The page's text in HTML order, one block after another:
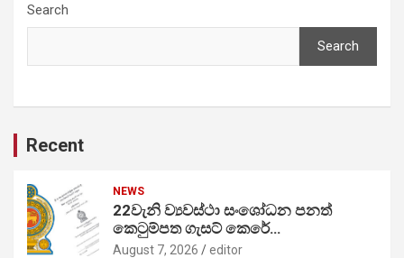
Search
Search
Recent
NEWS
22වැනි ව්‍යවස්ථා සංශෝධන පනත්
කෙටුම්පත ගැසට් කෙරේ…
August 7, 2026 editor